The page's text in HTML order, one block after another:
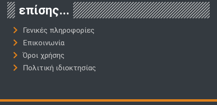
επίσης...
Γενικές πληροφορίες
Επικοινωνία
Όροι χρήσης
Πολιτική ιδιοκτησίας